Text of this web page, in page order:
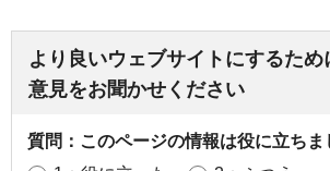
より良いウェブサイトにするた
意見をお聞かせください
質問：このページの情報は役に立ちま